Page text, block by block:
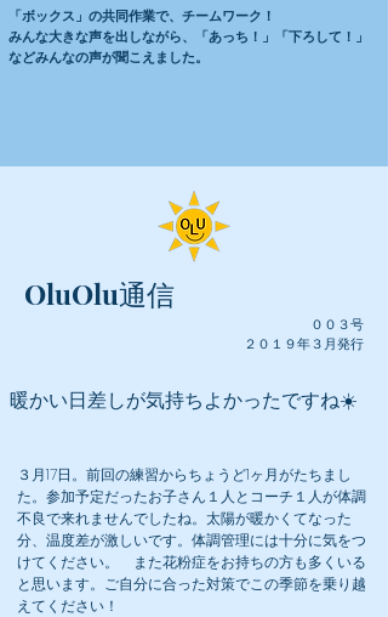
「ボックス」の共同作業で、チームワーク！
​みんな大きな声を出しながら、「あっち！」「下ろして！」
などみんなの声が聞こえました。
OluOlu通信
００３号
​２０１９年３月発行
暖かい日差しが気持ちよかったですね☀️
３月17日。前回の練習からちょうど1ヶ月がたちまし
た。参加予定だったお子さん１人とコーチ１人が体調
不良で来れませんでしたね。太陽が暖かくてなった
分、温度差が激しいです。体調管理には十分に気をつ
けてください。 また花粉症をお持ちの方も多くいる
と思います。ご自分に合った対策でこの季節を乗り越
えてください！